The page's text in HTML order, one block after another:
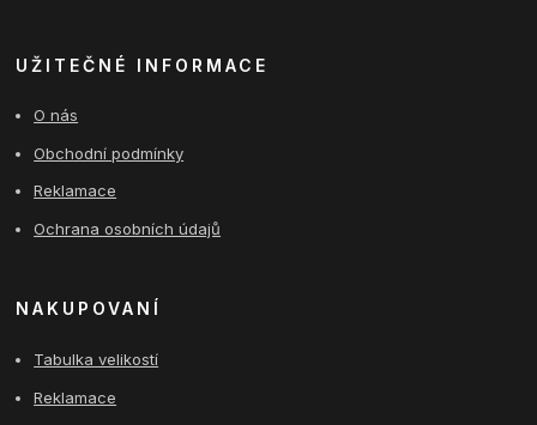
UŽITEČNÉ INFORMACE
O nás
Obchodní podmínky
Reklamace
Ochrana osobních údajů
NAKUPOVANÍ
Tabulka velikostí
Reklamace